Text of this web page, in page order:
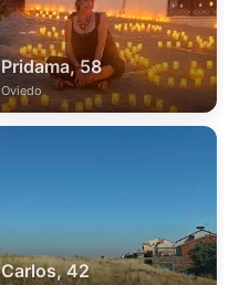
Pridama, 58
Oviedo
Carlos, 42